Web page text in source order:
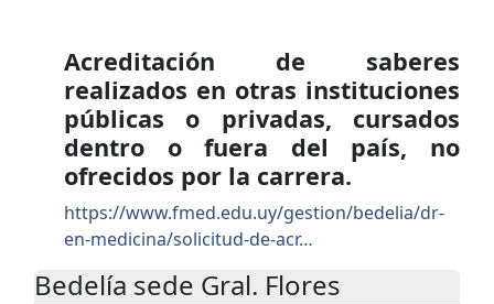
Bedelía sede Gral. Flores
Acreditación de saberes
realizados en otras instituciones
públicas o privadas, cursados
dentro o fuera del país, no
ofrecidos por la carrera.
https://www.fmed.edu.uy/gestion/bedelia/dr-
en-medicina/solicitud-de-acr…